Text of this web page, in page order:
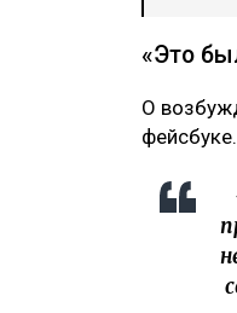
«Это
О
фейсбуке.